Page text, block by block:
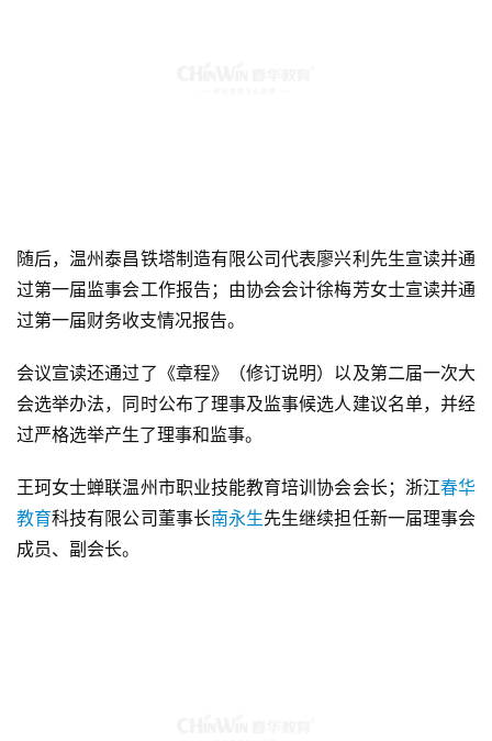
随后，温州泰昌铁塔制造有限公司代表廖兴利先生宣读并通
过第一届监事会工作报告；由协会会计徐梅芳女士宣读并通
过第一届财务收支情况报告。
会议宣读还通过了《章程》（修订说明）以及第二届一次大
会选举办法，同时公布了理事及监事候选人建议名单，并经
过严格选举产生了理事和监事。
王珂女士蝉联温州市职业技能教育培训协会会长；浙江春华
教育科技有限公司董事长南永生先生继续担任新一届理事会
成员、副会长。